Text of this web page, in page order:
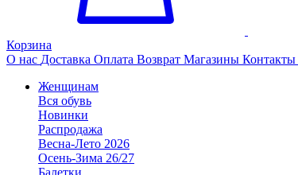
Корзина
О нас Доставка Оплата Возврат Магазины Контакты
Женщинам
Вся обувь
Новинки
Распродажа
Весна-Лето 2026
Осень-Зима 26/27
Балетки